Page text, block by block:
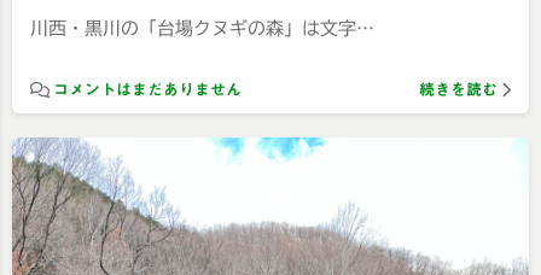
川西・黒川の「台場クヌギの森」は文字…
コメントはまだありません 続きを読む